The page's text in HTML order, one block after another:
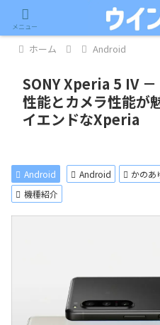
記事内に広告が含まれています。
ホーム Android
SONY Xperia 5 IV
性能とカメラ性能が
イエンドなXperia
Android Android かのあ
機種紹介
メニュー